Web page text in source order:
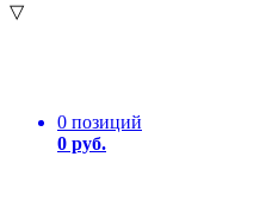
▽
0 позиций
0 руб.